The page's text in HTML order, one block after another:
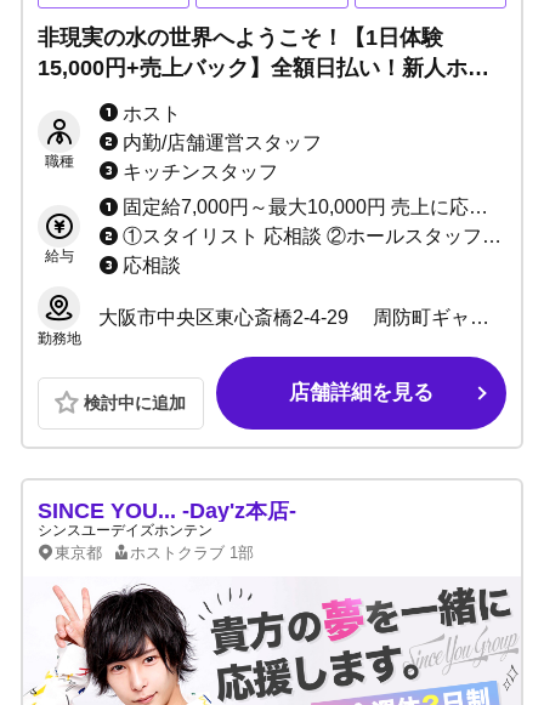
非現実の水の世界へようこそ！【1日体験
15,000円+売上バック】全額日払い！新人ホス
トどんどん入店中▶キミもこの波に乗れ！！
職種
ホスト
内勤/店舗運営スタッフ
キッチンスタッフ
給与
固定給7,000円～最大10,000円 売上に応じてインセンティブあり（最低60%～最高80%） ★完全日払い制 ※当店は保証制度ではなく固定給制度です。 保証は売上バックが保証金額を上回れば無くなってしまいますが、 固定給は売上バックが上回っても無くなりません。 「固定給+売上バック」があなたのお給料になります！！ 例：保証の場合、保証1万円で売上バック2万円なら、 売上バック2万円分があなたのお給料です。 固定給の場合、固定1万円で売上バック2万円なら、 固定+売上＝合計3万円がお給料です♪ 固定給は永久に無くなりませんのでご安心ください。
①スタイリスト 応相談 ②ホールスタッフ(ボーイ：内勤) 日給10,000円～ ③DJ・ダンサー 応相談 ③店舗運営スタッフ 1:日給10,000円～＋能力給 2:月給10万～40万＋能力給 ④管理職各種 1:日給7,000円～10,000円＋能力給 2:月給20万～40万円＋能力給(社員) ⑤サイト運営スタッフ 応相談
応相談
勤務地
大阪市中央区東心斎橋2-4-29 周防町ギャラクシービル 11F
検討中に追加 店舗詳細を見る
SINCE YOU... -Day'z本店-
シンスユーデイズホンテン
東京都 ホストクラブ 1部